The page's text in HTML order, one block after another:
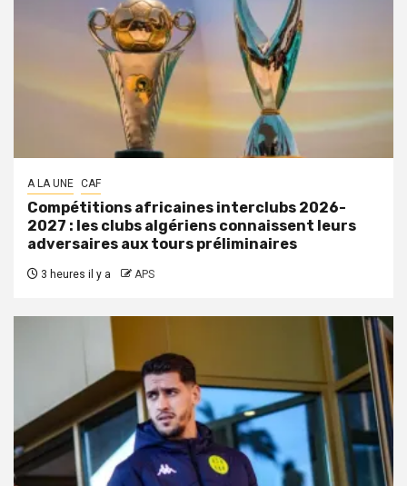
A LA UNE CAF
Compétitions africaines interclubs 2026-
2027 : les clubs algériens connaissent leurs
adversaires aux tours préliminaires
3 heures il y a APS